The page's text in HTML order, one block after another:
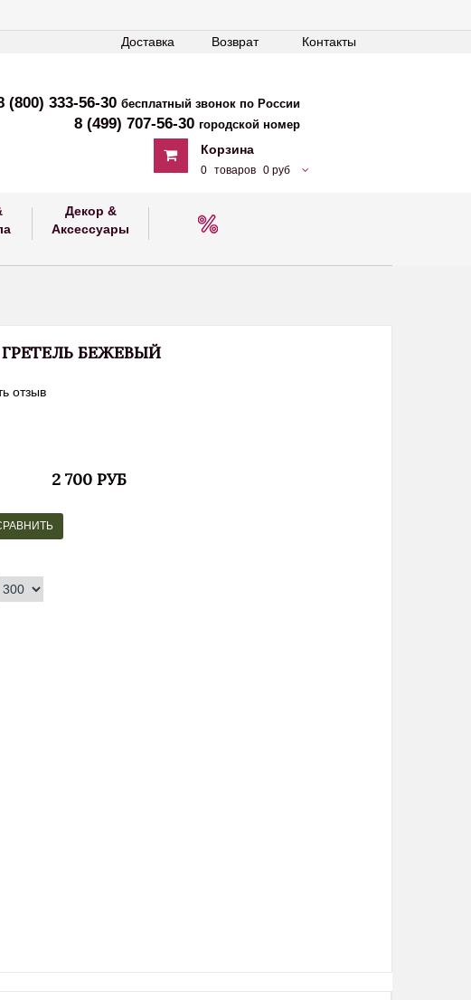
Контакты
Возврат
Доставка
(800) 333-56-30 бесплатный звонок по России
8 (499) 707-56-30 городской номер
Корзина
0 товаров 0 руб
Декор &
Аксессуары
БЕЖЕВЫЙ
отзыв
2 700 РУБ